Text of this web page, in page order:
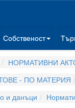
Собственост
НОРМАТИВНИ
- ПО МАТЕРИЯ
и данъци